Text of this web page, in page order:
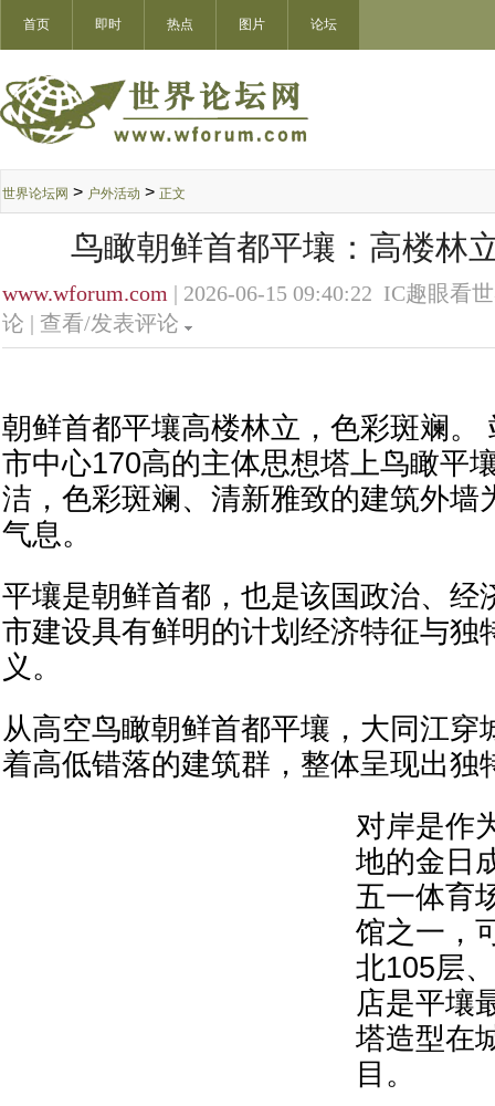
首页 即时 热点 图片 论坛
世界论坛网 > 户外活动 > 正文
鸟瞰朝鲜首都平壤：高楼林
www.wforum.com | 2026-06-15 09:40:22 IC趣眼看
论 | 查看/发表评论
朝鲜首都平壤高楼林立，色彩斑斓。
市中心170高的主体思想塔上鸟瞰平
洁，色彩斑斓、清新雅致的建筑外墙
气息。
平壤是朝鲜首都，也是该国政治、经
市建设具有鲜明的计划经济特征与独
义。
从高空鸟瞰朝鲜首都平壤，大同江穿
着高低错落的建筑群，整体呈现出独
对岸是作
地的金日
五一体育
馆之一，
北105层
店是平壤
塔造型在
目。